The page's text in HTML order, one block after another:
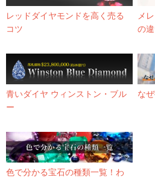
レッドダイヤモンドを高く売る
コツ
メ
の
青いダイヤ ウィンストン・ブル
ー
な
色で分かる宝石の種類一覧！わ